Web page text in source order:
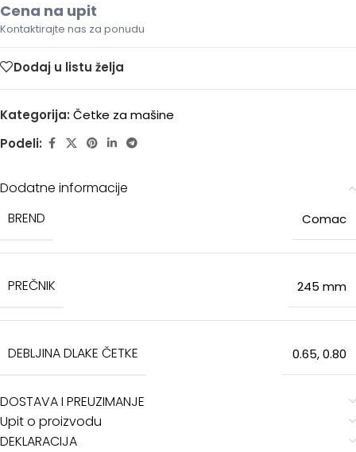
Cena na upit
Kontaktirajte nas za ponudu
Dodaj u listu želja
Kategorija: Četke za mašine
Podeli:
Dodatne informacije
BREND
Comac
PREČNIK 245 mm
DEBLJINA DLAKE ČETKE 0.65,0.80
DOSTAVA I PREUZIMANJE
Upit o proizvodu
DEKLARACIJA